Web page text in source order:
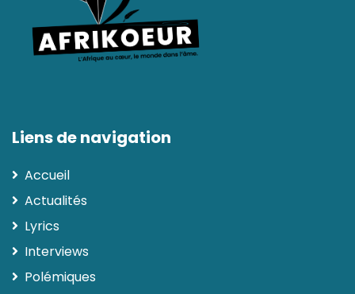
Liens de navigation
Accueil
Actualités
Lyrics
Interviews
Polémiques